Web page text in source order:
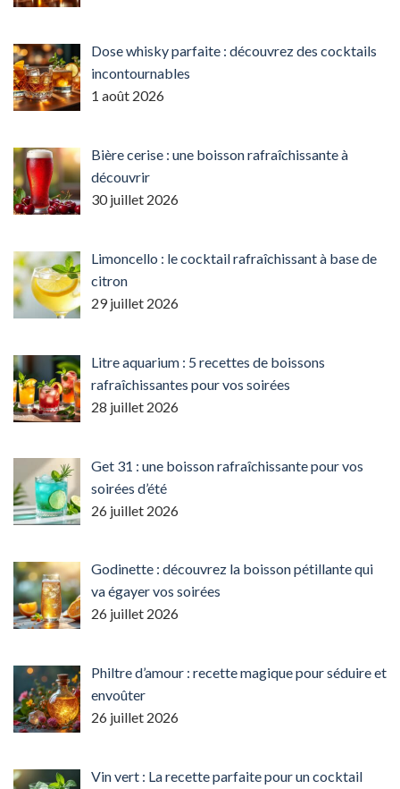
Dose whisky parfaite : découvrez des cocktails
incontournables
1 août 2026
Bière cerise : une boisson rafraîchissante à
découvrir
30 juillet 2026
Limoncello : le cocktail rafraîchissant à base de
citron
29 juillet 2026
Litre aquarium : 5 recettes de boissons
rafraîchissantes pour vos soirées
28 juillet 2026
Get 31 : une boisson rafraîchissante pour vos
soirées d’été
26 juillet 2026
Godinette : découvrez la boisson pétillante qui
va égayer vos soirées
26 juillet 2026
Philtre d’amour : recette magique pour séduire et
envoûter
26 juillet 2026
Vin vert : La recette parfaite pour un cocktail